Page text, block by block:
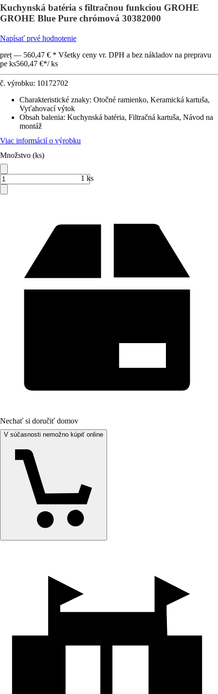
Kuchynská batéria s filtračnou funkciou GROHE
GROHE Blue Pure chrómová 30382000
Napísať prvé hodnotenie
preț — 560,47 € * Všetky ceny vr. DPH a bez nákladov na prepravu
pe ks560,47 €*/ ks
č. výrobku: 10172702
Charakteristické znaky: Otočné ramienko, Keramická kartuša,
Vyťahovací výtok
Obsah balenia: Kuchynská batéria, Filtračná kartuša, Návod na
montáž
Viac informácií o výrobku
Množstvo (ks)
1 ks
Nechať si doručiť domov
V súčasnosti nemožno kúpiť online